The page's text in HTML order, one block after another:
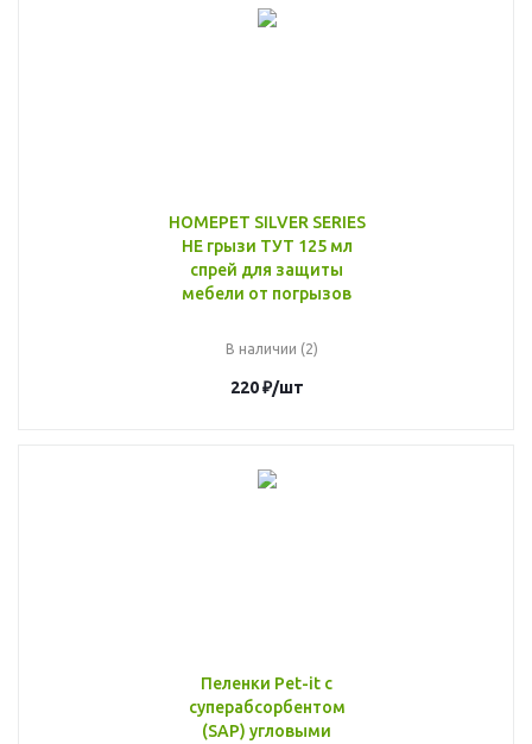
HOMEPET SILVER SERIES
НЕ грызи ТУТ 125 мл
спрей для защиты
мебели от погрызов
В наличии (2)
220₽/шт
Пеленки Pet-it с
суперабсорбентом
(SAP) угловыми